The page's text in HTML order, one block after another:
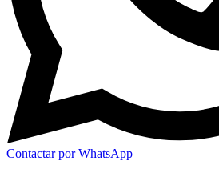
Contactar por WhatsApp